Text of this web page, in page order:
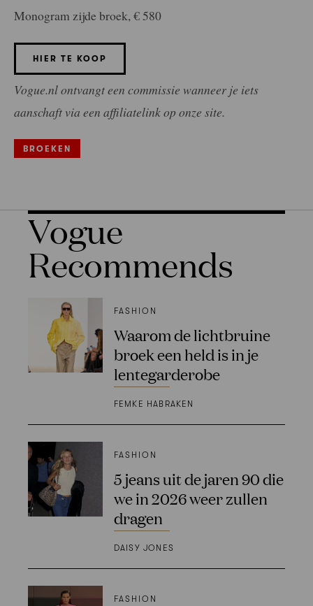
Monogram zijde broek, € 580
HIER TE KOOP
Vogue.nl ontvangt een commissie wanneer je iets
aanschaft via een affiliatelink op onze site.
BROEKEN
Vogue
Recommends
FASHION
Waarom de lichtbruine
broek een held is in je
lentegarderobe
FEMKE HABRAKEN
FASHION
5 jeans uit de jaren 90 die
we in 2026 weer zullen
dragen
DAISY JONES
FASHION